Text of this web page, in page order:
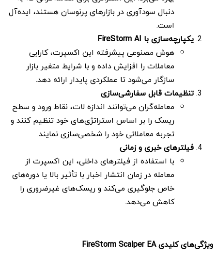
دنبال سودآوری در بازارهای پرنوسان هستند، ایده‌آل
است.
یکپارچه‌سازی با FireStorm AI
هوش مصنوعی پیشرفته این اکسپرت، کارایی
معاملات را افزایش داده و با شرایط متغیر بازار
سازگار می‌شود تا عملکردی پایدار ارائه دهد.
تنظیمات قابل سفارشی‌سازی
معامله‌گران می‌توانند اندازه لات، نقاط ورود و سطح
ریسک را بر اساس استراتژی‌های خود تنظیم کنند و
تجربه معاملاتی خود را شخصی‌سازی نمایند.
فیلترهای خبری و زمانی
با استفاده از فیلترهای داخلی، این اکسپرت از
معامله در زمان انتشار اخبار با تأثیر بالا یا دوره‌های
خاص جلوگیری می‌کند و ریسک‌های غیرضروری را
کاهش می‌دهد.
ویژگی‌های کلیدیFireStorm Scalper EA